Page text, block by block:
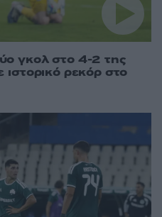
γκολ στο 4-2 της
ιστορικό ρεκόρ στο